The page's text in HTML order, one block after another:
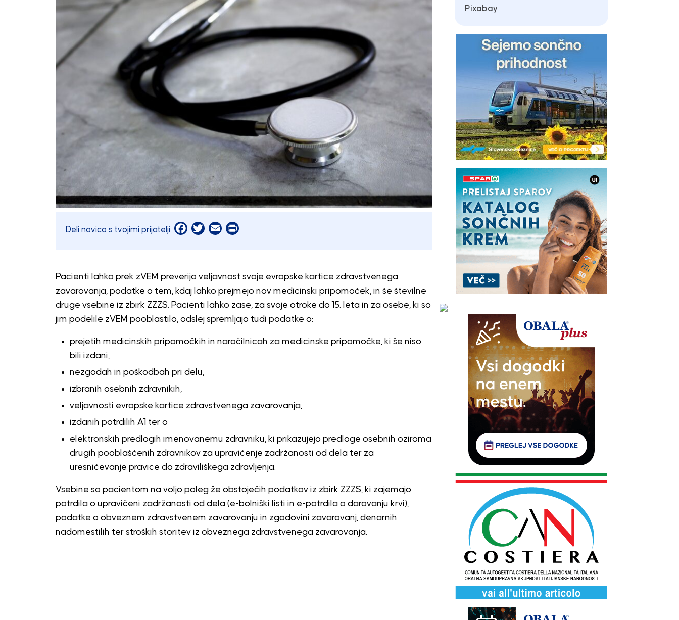
Deli novico s tvojimi prijatelji Facebook
Twitter
EmailPrint
Pacienti lahko prek zVEM preverijo veljavnost svoje evropske kartice zdravstvenega
zavarovanja, podatke o tem, kdaj lahko prejmejo nov medicinski pripomoček, in še številne
druge vsebine iz zbirk ZZZS. Pacienti lahko zase, za svoje otroke do 15. leta in za osebe, ki so
jim podelile zVEM pooblastilo, odslej spremljajo tudi podatke o:
prejetih medicinskih pripomočkih in naročilnicah za medicinske pripomočke, ki še niso
bili izdani,
nezgodah in poškodbah pri delu,
izbranih osebnih zdravnikih,
veljavnosti evropske kartice zdravstvenega zavarovanja,
izdanih potrdilih A1 ter o
elektronskih predlogih imenovanemu zdravniku, ki prikazujejo predloge osebnih oziroma
drugih pooblaščenih zdravnikov za upravičenje zadržanosti od dela ter za
uresničevanje pravice do zdraviliškega zdravljenja.
Vsebine so pacientom na voljo poleg že obstoječih podatkov iz zbirk ZZZS, ki zajemajo
potrdila o upravičeni zadržanosti od dela (e-bolniški listi in e-potrdila o darovanju krvi),
podatke o obveznem zdravstvenem zavarovanju in zgodovini zavarovanj, denarnih
nadomestilih ter stroških storitev iz obveznega zdravstvenega zavarovanja.
Pixabay